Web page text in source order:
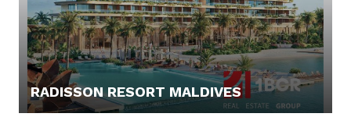
RADISSON RESORT MALDIVES